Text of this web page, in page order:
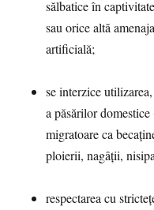
sălbatice în
sau orice altă
artificială;
se interzice
a păsărilor
migratoare ca
ploierii, nagâții,
respectarea cu